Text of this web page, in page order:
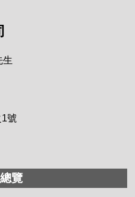
生
號
覽